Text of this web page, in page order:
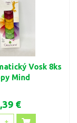
Vosk 8ks
Mind
€